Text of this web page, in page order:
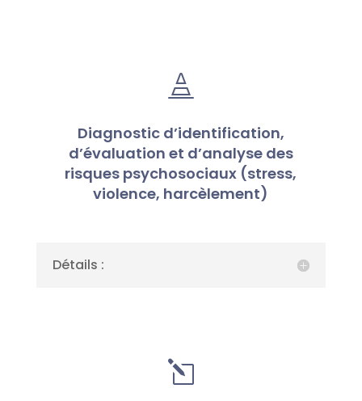

Diagnostic d’identification,
d’évaluation et d’analyse des
risques psychosociaux (stress,
violence, harcèlement)
Détails :
l